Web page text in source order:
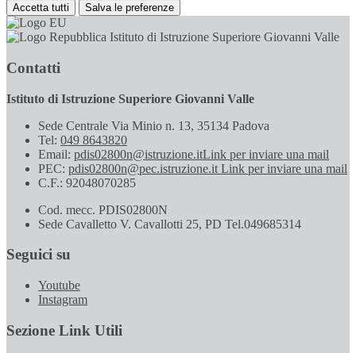
Accetta tutti Salva le preferenze
Istituto di Istruzione Superiore Giovanni Valle
Contatti
Istituto di Istruzione Superiore Giovanni Valle
Sede Centrale Via Minio n. 13, 35134 Padova
Tel: 049 8643820
Email: pdis02800n@istruzione.itLink per inviare una mail
PEC: pdis02800n@pec.istruzione.it Link per inviare una mail
C.F.: 92048070285
Cod. mecc. PDIS02800N
Sede Cavalletto V. Cavallotti 25, PD Tel.049685314
Seguici su
Youtube
Instagram
Sezione Link Utili